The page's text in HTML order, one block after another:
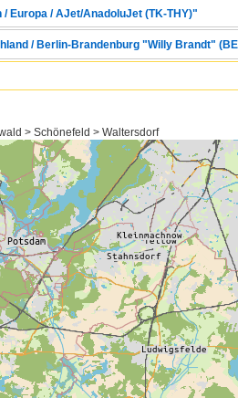
Europa / AJet/AnadoluJet (TK-THY)"
/ Berlin-Brandenburg "Willy Brandt"
> Schönefeld > Waltersdorf